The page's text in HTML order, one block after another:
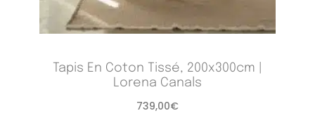
Tapis En Coton Tissé, 200x300cm |
Lorena Canals
739,00€